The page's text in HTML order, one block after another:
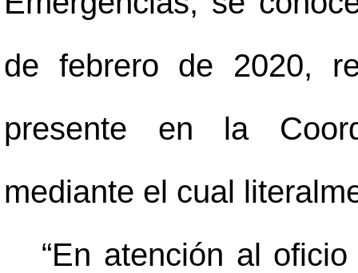
de febrero de 2020,
presente en la
mediante el cual
“En atención al